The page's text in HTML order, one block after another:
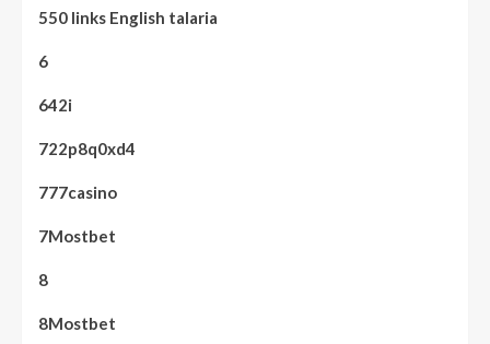
550 links English talaria
6
642i
722p8q0xd4
777casino
7Mostbet
8
8Mostbet